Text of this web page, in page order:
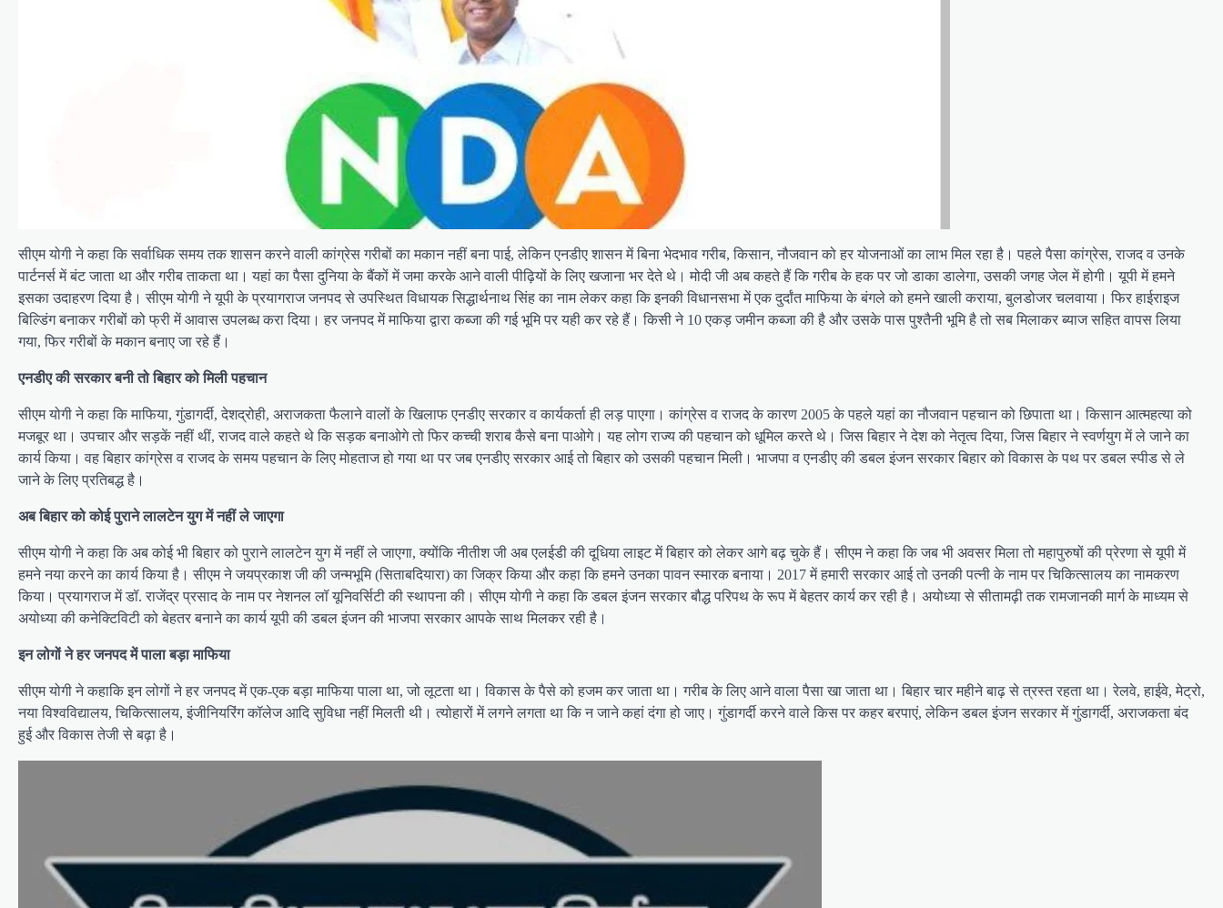
सीएम योगी ने कहा कि सर्वाधिक समय तक शासन करने वाली कांग्रेस गरीबों का मकान नहीं बना पाई, लेकिन एनडीए शासन में बिना भेदभाव गरीब, किसान, नौजवान को हर योजनाओं का लाभ मिल रहा है। पहले पैसा कांग्रेस, राजद व उनके
पार्टनर्स में बंट जाता था और गरीब ताकता था। यहां का पैसा दुनिया के बैंकों में जमा करके आने वाली पीढ़ियों के लिए खजाना भर देते थे। मोदी जी अब कहते हैं कि गरीब के हक पर जो डाका डालेगा, उसकी जगह जेल में होगी। यूपी में हमने
इसका उदाहरण दिया है। सीएम योगी ने यूपी के प्रयागराज जनपद से उपस्थित विधायक सिद्धार्थनाथ सिंह का नाम लेकर कहा कि इनकी विधानसभा में एक दुर्दांत माफिया के बंगले को हमने खाली कराया, बुलडोजर चलवाया। फिर हाईराइज
बिल्डिंग बनाकर गरीबों को फ्री में आवास उपलब्ध करा दिया। हर जनपद में माफिया द्वारा कब्जा की गई भूमि पर यही कर रहे हैं। किसी ने 10 एकड़ जमीन कब्जा की है और उसके पास पुश्तैनी भूमि है तो सब मिलाकर ब्याज सहित वापस लिया
गया, फिर गरीबों के मकान बनाए जा रहे हैं।
एनडीए की सरकार बनी तो बिहार को मिली पहचान
सीएम योगी ने कहा कि माफिया, गुंडागर्दी, देशद्रोही, अराजकता फैलाने वालों के खिलाफ एनडीए सरकार व कार्यकर्ता ही लड़ पाएगा। कांग्रेस व राजद के कारण 2005 के पहले यहां का नौजवान पहचान को छिपाता था। किसान आत्महत्या को
मजबूर था। उपचार और सड़कें नहीं थीं, राजद वाले कहते थे कि सड़क बनाओगे तो फिर कच्ची शराब कैसे बना पाओगे। यह लोग राज्य की पहचान को धूमिल करते थे। जिस बिहार ने देश को नेतृत्व दिया, जिस बिहार ने स्वर्णयुग में ले जाने का
कार्य किया। वह बिहार कांग्रेस व राजद के समय पहचान के लिए मोहताज हो गया था पर जब एनडीए सरकार आई तो बिहार को उसकी पहचान मिली। भाजपा व एनडीए की डबल इंजन सरकार बिहार को विकास के पथ पर डबल स्पीड से ले
जाने के लिए प्रतिबद्ध है।
अब बिहार को कोई पुराने लालटेन युग में नहीं ले जाएगा
सीएम योगी ने कहा कि अब कोई भी बिहार को पुराने लालटेन युग में नहीं ले जाएगा, क्योंकि नीतीश जी अब एलईडी की दूधिया लाइट में बिहार को लेकर आगे बढ़ चुके हैं। सीएम ने कहा कि जब भी अवसर मिला तो महापुरुषों की प्रेरणा से यूपी में
हमने नया करने का कार्य किया है। सीएम ने जयप्रकाश जी की जन्मभूमि (सिताबदियारा) का जिक्र किया और कहा कि हमने उनका पावन स्मारक बनाया। 2017 में हमारी सरकार आई तो उनकी पत्नी के नाम पर चिकित्सालय का नामकरण
किया। प्रयागराज में डॉ. राजेंद्र प्रसाद के नाम पर नेशनल लॉ यूनिवर्सिटी की स्थापना की। सीएम योगी ने कहा कि डबल इंजन सरकार बौद्ध परिपथ के रूप में बेहतर कार्य कर रही है। अयोध्या से सीतामढ़ी तक रामजानकी मार्ग के माध्यम से
अयोध्या की कनेक्टिविटी को बेहतर बनाने का कार्य यूपी की डबल इंजन की भाजपा सरकार आपके साथ मिलकर रही है।
इन लोगों ने हर जनपद में पाला बड़ा माफिया
सीएम योगी ने कहाकि इन लोगों ने हर जनपद में एक-एक बड़ा माफिया पाला था, जो लूटता था। विकास के पैसे को हजम कर जाता था। गरीब के लिए आने वाला पैसा खा जाता था। बिहार चार महीने बाढ़ से त्रस्त रहता था। रेलवे, हाईवे, मेट्रो,
नया विश्वविद्यालय, चिकित्सालय, इंजीनियरिंग कॉलेज आदि सुविधा नहीं मिलती थी। त्योहारों में लगने लगता था कि न जाने कहां दंगा हो जाए। गुंडागर्दी करने वाले किस पर कहर बरपाएं, लेकिन डबल इंजन सरकार में गुंडागर्दी, अराजकता बंद
हुई और विकास तेजी से बढ़ा है।